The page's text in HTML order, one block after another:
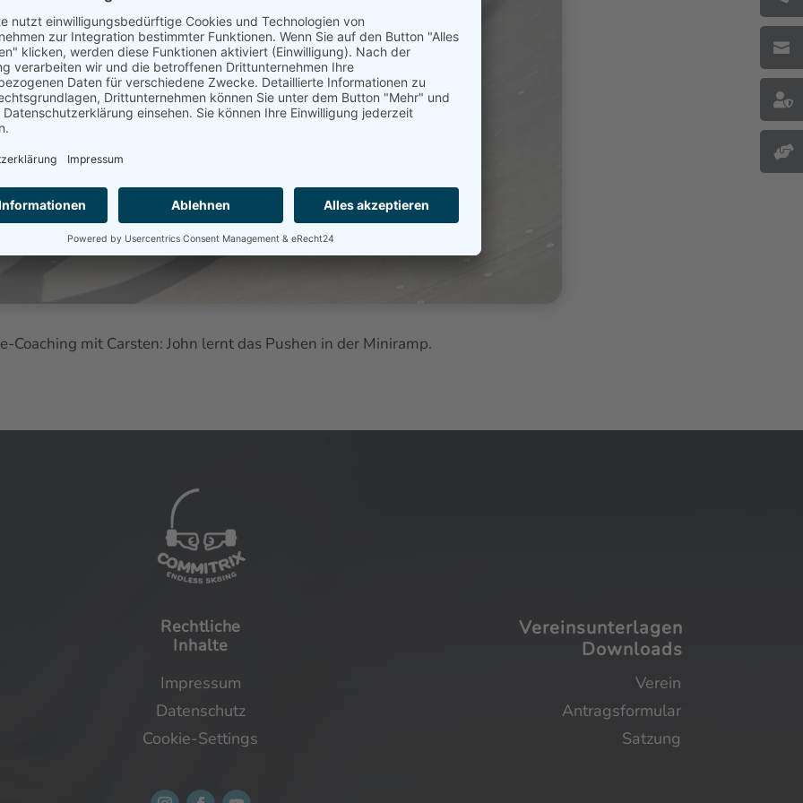
Coaching mit Carsten: John lernt das Pushen in der Miniramp.
Rechtliche
Inhalte
Vereinsunterlagen
Downloads
Impressum
Datenschutz
Cookie-Settings
Verein
Antragsformular
Satzung
Inhalte
Downloads
Datenschutz
Antragsformular


